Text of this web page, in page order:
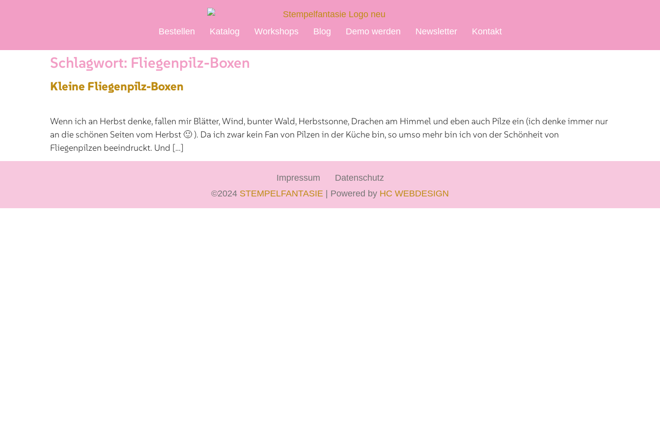
Bestellen Katalog Workshops Blog Demo werden Newsletter Kontakt
Schlagwort: Fliegenpilz-Boxen
Kleine Fliegenpilz-Boxen
Wenn ich an Herbst denke, fallen mir Blätter, Wind, bunter Wald, Herbstsonne, Drachen am Himmel und eben auch Pilze ein (ich denke immer nur
an die schönen Seiten vom Herbst 🙂 ). Da ich zwar kein Fan von Pilzen in der Küche bin, so umso mehr bin ich von der Schönheit von
Fliegenpilzen beeindruckt. Und […]
Impressum
Datenschutz
©2024 STEMPELFANTASIE | Powered by HC WEBDESIGN